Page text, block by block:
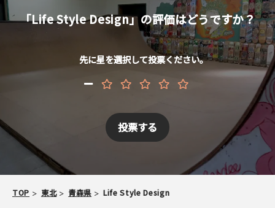
スパム防止のため「スケパ」と入力ください
ご注意事項
・簡単なご感想の場合はコメント掲示板をご利用下さい。
「Life Style Design」の評価はどうですか？
先に星を選択して投票ください。
TOP 東北 青森県 Life Style Design